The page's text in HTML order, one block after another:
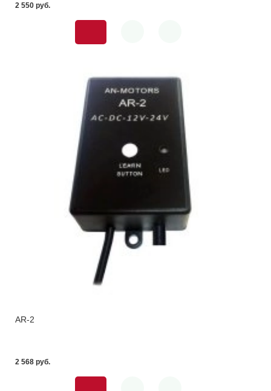
2 550 pуб.
AR-2
2 568 pуб.